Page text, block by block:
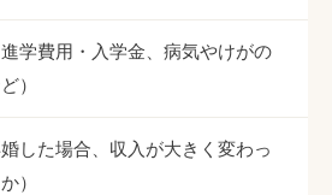
学費用・入学金、病気やけがの
）
した場合、収入が大きく変わっ
）